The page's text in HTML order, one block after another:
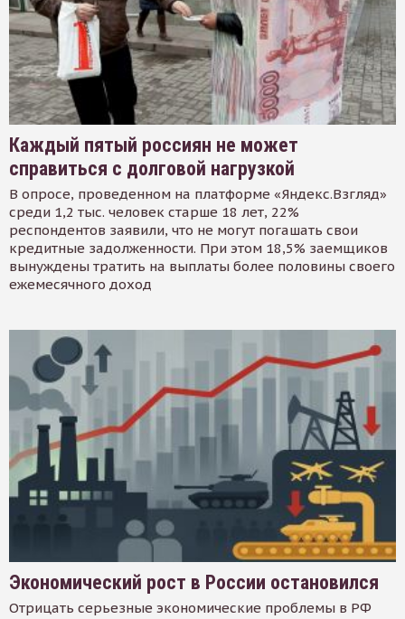
Каждый пятый россиян не может
справиться с долговой нагрузкой
В опросе, проведенном на платформе «Яндекс.Взгляд»
среди 1,2 тыс. человек старше 18 лет, 22%
респондентов заявили, что не могут погашать свои
кредитные задолженности. При этом 18,5% заемщиков
вынуждены тратить на выплаты более половины своего
ежемесячного доход
Экономический рост в России остановился
Отрицать серьезные экономические проблемы в РФ